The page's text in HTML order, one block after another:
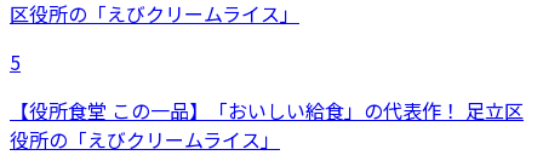
5
【役所食堂 この一品】「おいしい給食」の代表作！ 足立区
役所の「えびクリームライス」